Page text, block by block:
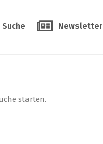
Suche Newsletter
starten.